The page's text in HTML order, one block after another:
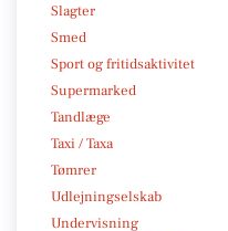
Slagter
Smed
Sport og fritidsaktivitet
Supermarked
Tandlæge
Taxi / Taxa
Tømrer
Udlejningselskab
Undervisning